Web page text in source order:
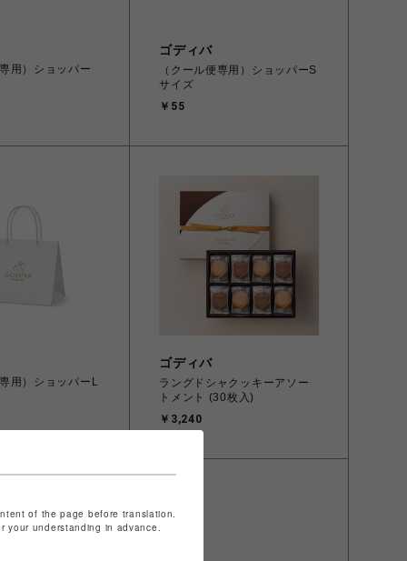
用）ショッパー
ゴディバ
（クール便専用）ショッパーS
サイズ
￥55
専用）ショッパーL
ゴディバ
ラングドシャクッキーアソー
トメント (30枚入)
￥3,240
of the page before translation.
understanding in advance.